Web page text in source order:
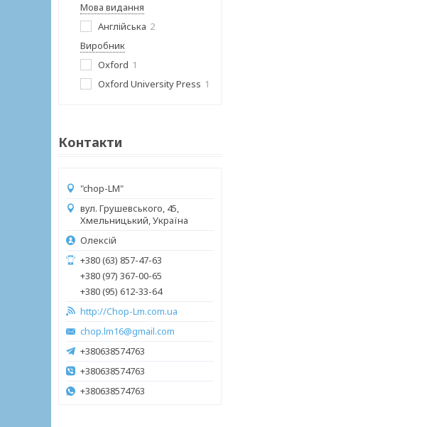
Мова видання
Англійська 2
Виробник
Oxford 1
Oxford University Press 1
Контакти
"chop-LM"
вул. Грушевського, 45,
Хмельницький, Україна
Олексій
+380 (63) 857-47-63
+380 (97) 367-00-65
+380 (95) 612-33-64
http://Chop-Lm.com.ua
chop.lm16@gmail.com
+380638574763
+380638574763
+380638574763